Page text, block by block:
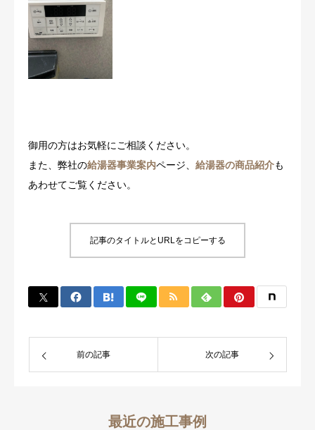
御用の方はお気軽にご相談ください。
また、弊社の給湯器事業案内ページ、 給湯器の商品紹介も
あわせてご覧ください。
記事のタイトルとURLをコピーする
前の記事 次の記事
最近の施工事例